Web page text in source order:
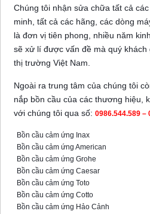
Chúng tôi nhận sửa chữa tất cả
minh, tất cả các hãng, các dòng
là đơn vị tiên phong, nhiều năm
sẽ xử lí được vấn đề mà quý
thị trường Việt Nam.
Ngoài ra trung tâm của chúng tôi
nắp bồn cầu của các thương hiệu,
với chúng tôi qua số: 0986.544.589 –
Bồn cầu cảm ứng Inax
Bồn cầu cảm ứng American
Bồn cầu cảm ứng Grohe
Bồn cầu cảm ứng Caesar
Bồn cầu cảm ứng Toto
Bồn cầu cảm ứng Cotto
Bồn cầu cảm ứng Hảo Cảnh